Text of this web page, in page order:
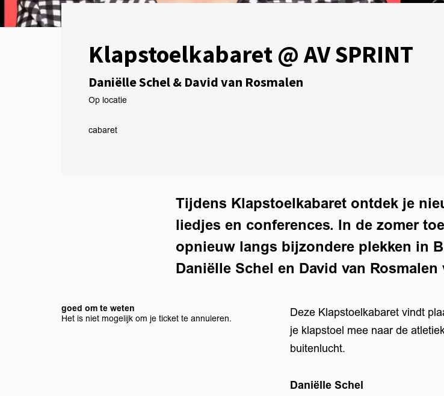
Klapstoelkabaret @ AV SPRINT
Daniëlle Schel & David van Rosmalen
Op locatie
cabaret
Tijdens Klapstoelkabaret ontdek je
liedjes en conferences. In de zomer
opnieuw langs bijzondere plekken in
Daniëlle Schel en David van Rosmalen
Deze Klapstoelkabaret vindt
je klapstoel mee naar de
buitenlucht.
Daniëlle Schel
goed om te weten
Het is niet mogelijk om je ticket te annuleren.